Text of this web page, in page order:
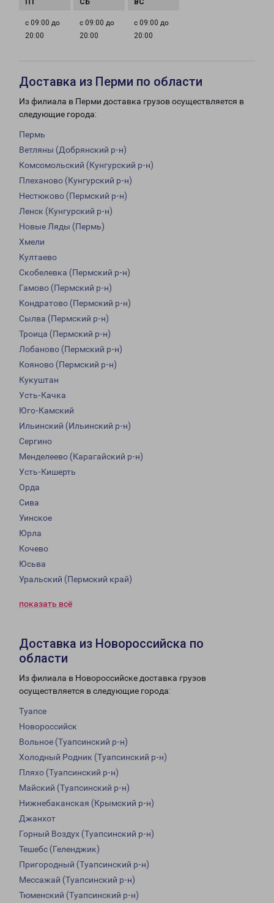
с 09:00 до
20:00
с 09:00 до
20:00
с 09:00 до
20:00
Доставка из Перми по области
Из филиала в Перми доставка грузов осуществляется в
следующие города:
Пермь
Ветляны (Добрянский р-н)
Комсомольский (Кунгурский р-н)
Плеханово (Кунгурский р-н)
Нестюково (Пермский р-н)
Ленск (Кунгурский р-н)
Новые Ляды (Пермь)
Хмели
Култаево
Скобелевка (Пермский р-н)
Гамово (Пермский р-н)
Кондратово (Пермский р-н)
Сылва (Пермский р-н)
Троица (Пермский р-н)
Лобаново (Пермский р-н)
Кояново (Пермский р-н)
Кукуштан
Усть-Качка
Юго-Камский
Ильинский (Ильинский р-н)
Сергино
Менделеево (Карагайский р-н)
Усть-Кишерть
Орда
Сива
Уинское
Юрла
Кочево
Юсьва
Уральский (Пермский край)
показать всё
Доставка из Новороссийска по
области
Из филиала в Новороссийске доставка грузов
осуществляется в следующие города:
Туапсе
Новороссийск
Вольное (Туапсинский р-н)
Холодный Родник (Туапсинский р-н)
Пляхо (Туапсинский р-н)
Майский (Туапсинский р-н)
Нижнебаканская (Крымский р-н)
Джанхот
Горный Воздух (Туапсинский р-н)
Тешебс (Геленджик)
Пригородный (Туапсинский р-н)
Мессажай (Туапсинский р-н)
Тюменский (Туапсинский р-н)